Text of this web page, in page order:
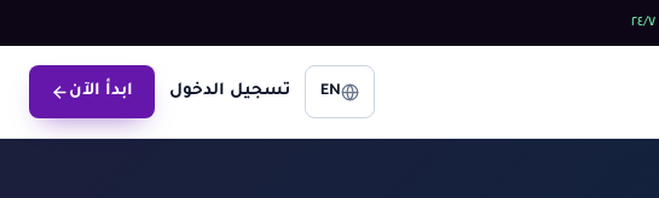
EN تسجيل الدخول ابدأ الآن